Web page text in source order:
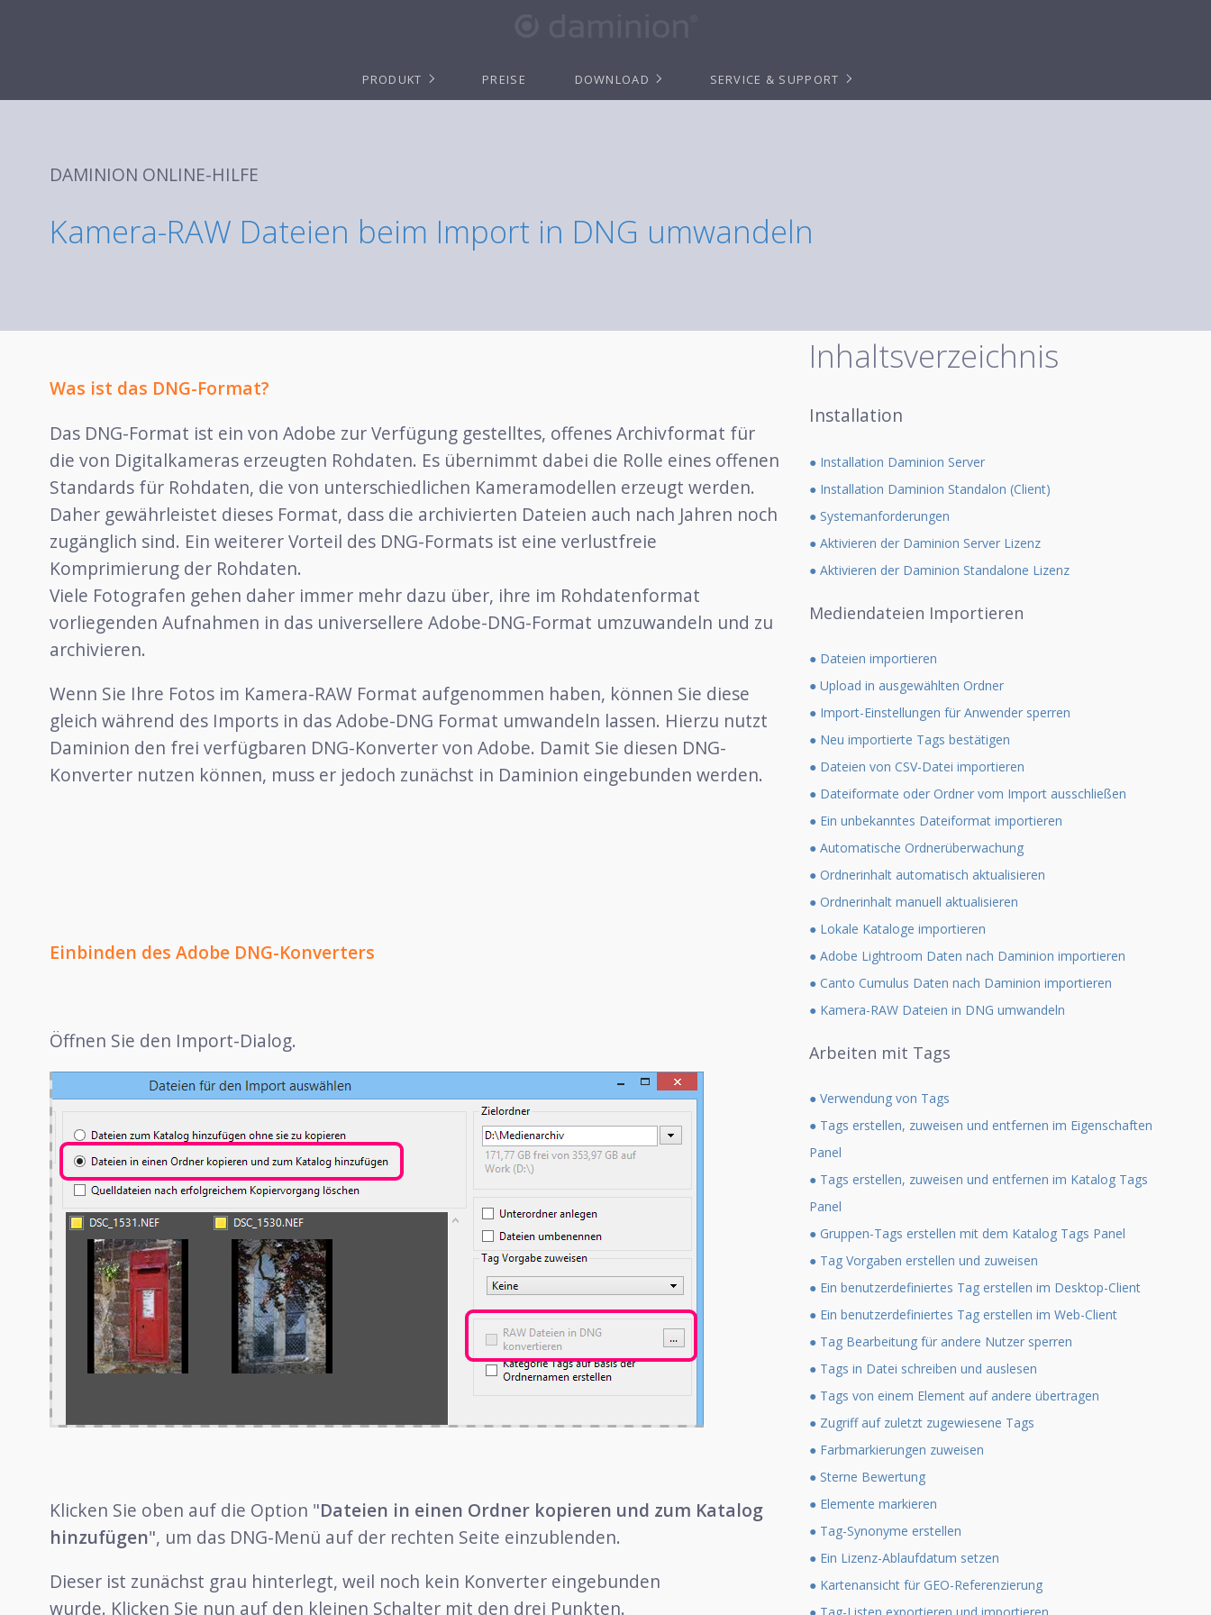
PRODUKT PREISE DOWNLOAD SERVICE & SUPPORT
DAMINION ONLINE-HILFE
Kamera-RAW Dateien beim Import in DNG umwandeln
Was ist das DNG-Format?
Das DNG-Format ist ein von Adobe zur Verfügung gestelltes, offenes Archivformat für
die von Digitalkameras erzeugten Rohdaten. Es übernimmt dabei die Rolle eines offenen
Standards für Rohdaten, die von unterschiedlichen Kameramodellen erzeugt werden.
Daher gewährleistet dieses Format, dass die archivierten Dateien auch nach Jahren noch
zugänglich sind. Ein weiterer Vorteil des DNG-Formats ist eine verlustfreie
Komprimierung der Rohdaten.
Viele Fotografen gehen daher immer mehr dazu über, ihre im Rohdatenformat
vorliegenden Aufnahmen in das universellere Adobe-DNG-Format umzuwandeln und zu
archivieren.
Wenn Sie Ihre Fotos im Kamera-RAW Format aufgenommen haben, können Sie diese
gleich während des Imports in das Adobe-DNG Format umwandeln lassen. Hierzu nutzt
Daminion den frei verfügbaren DNG-Konverter von Adobe. Damit Sie diesen DNG-
Konverter nutzen können, muss er jedoch zunächst in Daminion eingebunden werden.
Einbinden des Adobe DNG-Konverters
Öffnen Sie den Import-Dialog.
Klicken Sie oben auf die Option "Dateien in einen Ordner kopieren und zum Katalog
hinzufügen", um das DNG-Menü auf der rechten Seite einzublenden.
Dieser ist zunächst grau hinterlegt, weil noch kein Konverter eingebunden
wurde. Klicken Sie nun auf den kleinen Schalter mit den drei Punkten.
Inhaltsverzeichnis
Installation
● Installation Daminion Server
● Installation Daminion Standalon (Client)
● Systemanforderungen
● Aktivieren der Daminion Server Lizenz
● Aktivieren der Daminion Standalone Lizenz
Mediendateien Importieren
● Dateien importieren
● Upload in ausgewählten Ordner
● Import-Einstellungen für Anwender sperren
● Neu importierte Tags bestätigen
● Dateien von CSV-Datei importieren
● Dateiformate oder Ordner vom Import ausschließen
● Ein unbekanntes Dateiformat importieren
● Automatische Ordnerüberwachung
● Ordnerinhalt automatisch aktualisieren
● Ordnerinhalt manuell aktualisieren
● Lokale Kataloge importieren
● Adobe Lightroom Daten nach Daminion importieren
● Canto Cumulus Daten nach Daminion importieren
● Kamera-RAW Dateien in DNG umwandeln
Arbeiten mit Tags
● Verwendung von Tags
● Tags erstellen, zuweisen und entfernen im Eigenschaften
Panel
● Tags erstellen, zuweisen und entfernen im Katalog Tags
Panel
● Gruppen-Tags erstellen mit dem Katalog Tags Panel
● Tag Vorgaben erstellen und zuweisen
● Ein benutzerdefiniertes Tag erstellen im Desktop-Client
● Ein benutzerdefiniertes Tag erstellen im Web-Client
● Tag Bearbeitung für andere Nutzer sperren
● Tags in Datei schreiben und auslesen
● Tags von einem Element auf andere übertragen
● Zugriff auf zuletzt zugewiesene Tags
● Farbmarkierungen zuweisen
● Sterne Bewertung
● Elemente markieren
● Tag-Synonyme erstellen
● Ein Lizenz-Ablaufdatum setzen
● Kartenansicht für GEO-Referenzierung